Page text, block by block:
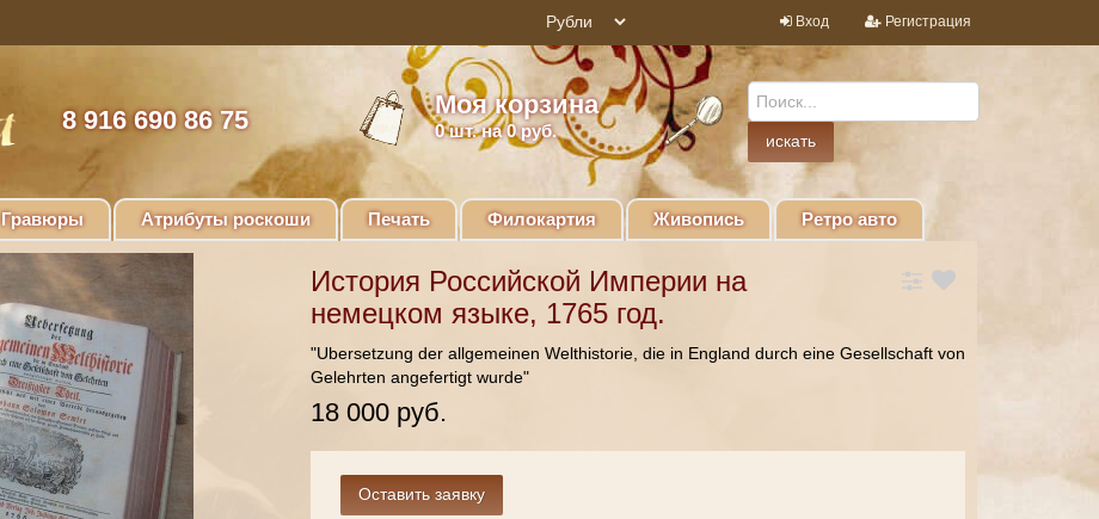
Вход Регистрация
8 916 690 86 75
Моя корзина
0шт. на 0 руб.
Гравюры Атрибуты роскоши Печать Филокартия Живопись Ретро авто
История Российской Империи на
немецком языке, 1765 год.
"Ubersetzung der allgemeinen Welthistorie, die in England durch eine Gesellschaft von
Gelehrten angefertigt wurde"
18 000 руб.